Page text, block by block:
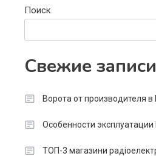
Поиск
Свежие записи
Ворота от производителя
Особенности
ТОП-3 магазини